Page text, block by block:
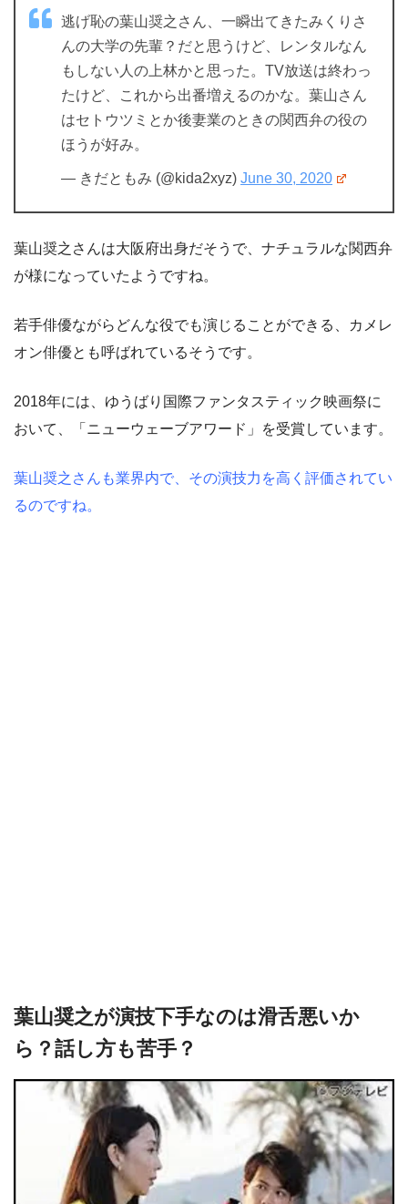
逃げ恥の葉山奨之さん、一瞬出てきたみくりさ
んの大学の先輩？だと思うけど、レンタルなん
もしない人の上林かと思った。TV放送は終わっ
たけど、これから出番増えるのかな。葉山さん
はセトウツミとか後妻業のときの関西弁の役の
ほうが好み。
— きだともみ (@kida2xyz) June 30, 2020
葉山奨之さんは大阪府出身だそうで、ナチュラルな関西弁
が様になっていたようですね。
若手俳優ながらどんな役でも演じることができる、カメレ
オン俳優とも呼ばれているそうです。
2018年には、ゆうばり国際ファンタスティック映画祭に
おいて、「ニューウェーブアワード」を受賞しています。
葉山奨之さんも業界内で、その演技力を高く評価されてい
るのですね。
葉山奨之が演技下手なのは滑舌悪いか
ら？話し方も苦手？